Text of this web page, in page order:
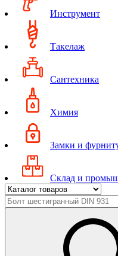
Инструмент
Такелаж
Сантехника
Химия
Замки и
Склад и